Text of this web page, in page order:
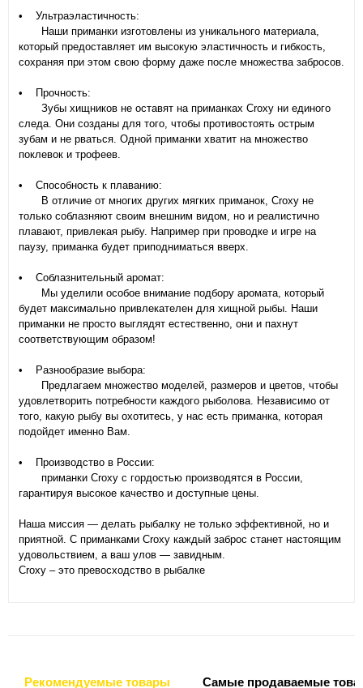
• Ультраэластичность:
Наши приманки изготовлены из уникального материала,
который предоставляет им высокую эластичность и гибкость,
сохраняя при этом свою форму даже после множества забросов.
• Прочность:
Зубы хищников не оставят на приманках Croxy ни единого
следа. Они созданы для того, чтобы противостоять острым
зубам и не рваться. Одной приманки хватит на множество
поклевок и трофеев.
• Способность к плаванию:
В отличие от многих других мягких приманок, Croxy не
только соблазняют своим внешним видом, но и реалистично
плавают, привлекая рыбу. Например при проводке и игре на
паузу, приманка будет приподниматься вверх.
• Соблазнительный аромат:
Мы уделили особое внимание подбору аромата, который
будет максимально привлекателен для хищной рыбы. Наши
приманки не просто выглядят естественно, они и пахнут
соответствующим образом!
• Разнообразие выбора:
Предлагаем множество моделей, размеров и цветов, чтобы
удовлетворить потребности каждого рыболова. Независимо от
того, какую рыбу вы охотитесь, у нас есть приманка, которая
подойдет именно Вам.
• Производство в России:
приманки Croxy с гордостью производятся в России,
гарантируя высокое качество и доступные цены.
Наша миссия — делать рыбалку не только эффективной, но и
приятной. С приманками Croxy каждый заброс станет настоящим
удовольствием, а ваш улов — завидным.
Croxy – это превосходство в рыбалке
Рекомендуемые товары Самые продаваемые